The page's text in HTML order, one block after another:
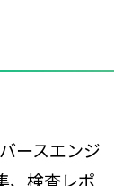
ースエンジ